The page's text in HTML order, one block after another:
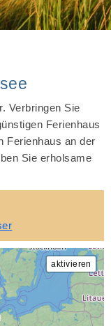
Verbringen Sie
Ferienhaus
Ferienhaus an der
Sie erholsame